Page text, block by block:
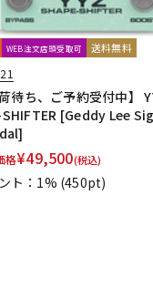
WEB注文店頭受取可 送料無料
荷待ち、ご予約受付中】
SHIFTER [Geddy Lee
格¥49,500(税込)
ト：1% (450pt)